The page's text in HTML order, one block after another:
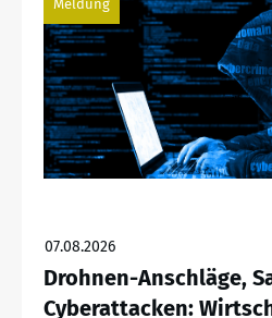
Meldung
07.08.2026
Drohnen-Anschläge,
Cyberattacken: